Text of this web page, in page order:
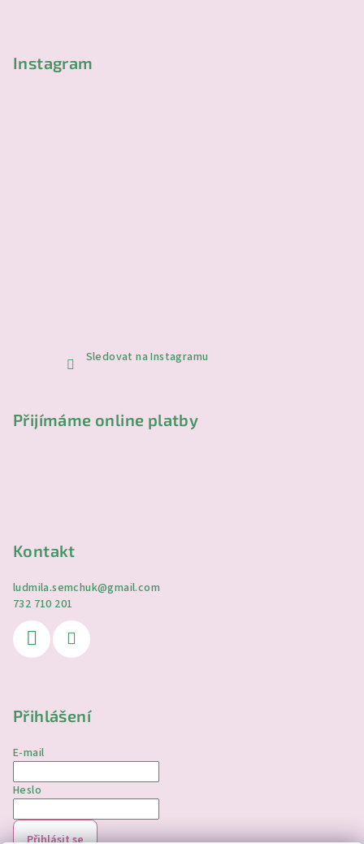
Instagram
Sledovat na Instagramu
Přijímáme online platby
Kontakt
ludmila.semchuk@gmail.com
732 710 201
Přihlášení
E-mail
Heslo
Přihlásit se